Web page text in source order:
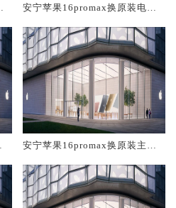
安宁苹果16promax换原装电池
安宁苹果16promax换原装主板